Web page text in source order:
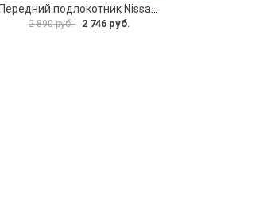
2 890 руб. 2 746 руб.